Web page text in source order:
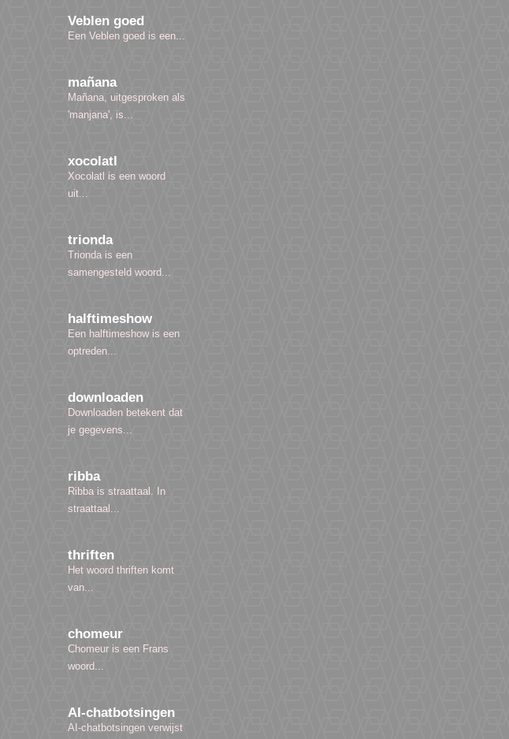
Veblen goed
Een Veblen goed is een...
mañana
Mañana, uitgesproken als
'manjana', is...
xocolatl
Xocolatl is een woord
uit...
trionda
Trionda is een
samengesteld woord...
halftimeshow
Een halftimeshow is een
optreden...
downloaden
Downloaden betekent dat
je gegevens...
ribba
Ribba is straattaal. In
straattaal...
thriften
Het woord thriften komt
van...
chomeur
Chomeur is een Frans
woord...
AI-chatbotsingen
AI-chatbotsingen verwijst